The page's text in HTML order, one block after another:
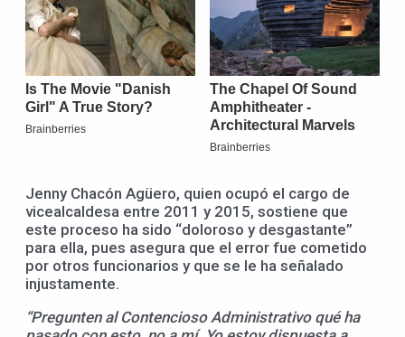
Jenny Chacón Agüero, quien ocupó el cargo de
vicealcaldesa entre 2011 y 2015, sostiene que
este proceso ha sido “doloroso y desgastante”
para ella, pues asegura que el error fue cometido
por otros funcionarios y que se le ha señalado
injustamente.
“Pregunten al Contencioso Administrativo qué ha